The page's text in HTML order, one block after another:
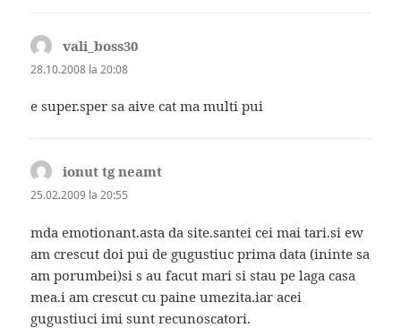
vali_boss30
28.10.2008 la 20:08
e super.sper sa aive cat ma multi pui
ionut tg neamt
25.02.2009 la 20:55
mda emotionant.asta da site.santei cei mai tari.si ew
am crescut doi pui de gugustiuc prima data (ininte sa
am porumbei)si s au facut mari si stau pe laga casa
mea.i am crescut cu paine umezita.iar acei
gugustiuci imi sunt recunoscatori.